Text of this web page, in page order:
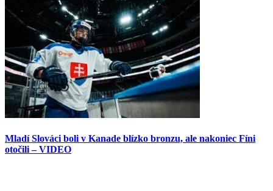
Mladí Slováci boli v Kanade blízko bronzu, ale nakoniec Fíni
otočili – VIDEO